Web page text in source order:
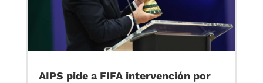
AIPS pide a FIFA intervención por